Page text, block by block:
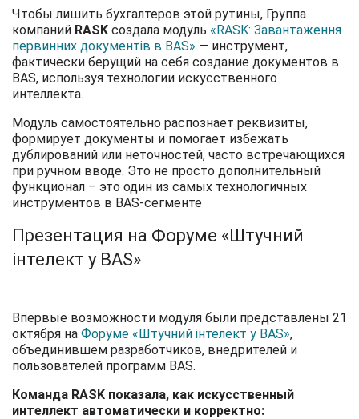
Чтобы лишить бухгалтеров этой рутины, Группа
компаний RASK создала модуль «RASK: Завантаження
первинних документів в BAS» — инструмент,
фактически берущий на себя создание документов в
BAS, используя технологии искусственного
интеллекта.
Модуль самостоятельно распознает реквизиты,
формирует документы и помогает избежать
дублирований или неточностей, часто встречающихся
при ручном вводе. Это не просто дополнительный
функционал – это один из самых технологичных
инструментов в BAS-сегменте
Презентация на Форуме «Штучний
інтелект у BAS»
Впервые возможности модуля были представлены 21
октября на Форуме «Штучний інтелект у BAS»,
объединившем разработчиков, внедрителей и
пользователей программ BAS.
Команда RASK показала, как искусственный
интеллект автоматически и корректно: